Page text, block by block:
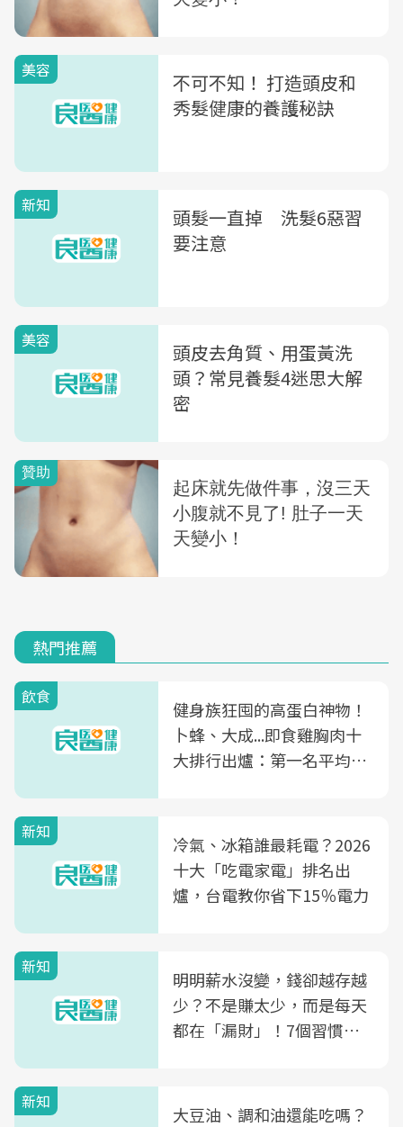
美容
不可不知！ 打造頭皮和
秀髮健康的養護秘訣
新知
頭髮一直掉 洗髮6惡習
要注意
美容
頭皮去角質、用蛋黃洗
頭？常見養髮4迷思大解
密
熱門推薦
飲食
健身族狂囤的高蛋白神物！
卜蜂、大成...即食雞胸肉十
大排行出爐：第一名平均一
新知
冷氣、冰箱誰最耗電？2026
十大「吃電家電」排名出
爐，台電教你省下15％電力
新知
明明薪水沒變，錢卻越存越
少？不是賺太少，而是每天
都在「漏財」！7個習慣一
新知
大豆油、調和油還能吃嗎？